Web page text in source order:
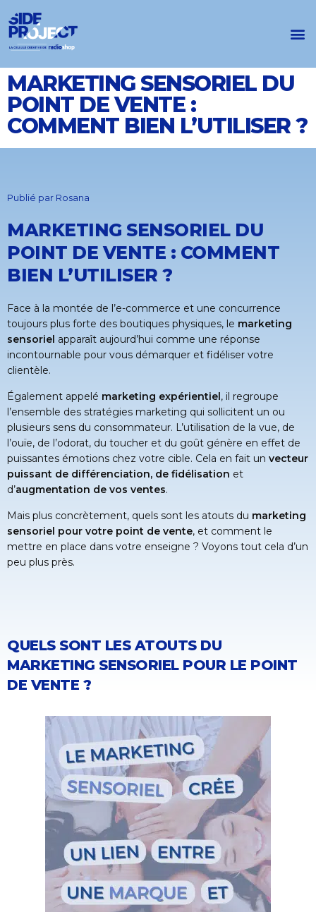
MARKETING SENSORIEL DU
POINT DE VENTE :
COMMENT BIEN L’UTILISER ?
Publié par Rosana
MARKETING SENSORIEL DU
POINT DE VENTE : COMMENT
BIEN L’UTILISER ?
Face à la montée de l’e-commerce et une concurrence
toujours plus forte des boutiques physiques, le marketing
sensoriel apparaît aujourd’hui comme une réponse
incontournable pour vous démarquer et fidéliser votre
clientèle.
Également appelé marketing expérientiel, il regroupe
l’ensemble des stratégies marketing qui sollicitent un ou
plusieurs sens du consommateur. L’utilisation de la vue, de
l’ouïe, de l’odorat, du toucher et du goût génère en effet de
puissantes émotions chez votre cible. Cela en fait un vecteur
puissant de différenciation, de fidélisation et
d’augmentation de vos ventes.
Mais plus concrètement, quels sont les atouts du marketing
sensoriel pour votre point de vente, et comment le
mettre en place dans votre enseigne ? Voyons tout cela d’un
peu plus près.
QUELS SONT LES ATOUTS DU
MARKETING SENSORIEL POUR LE POINT
DE VENTE ?